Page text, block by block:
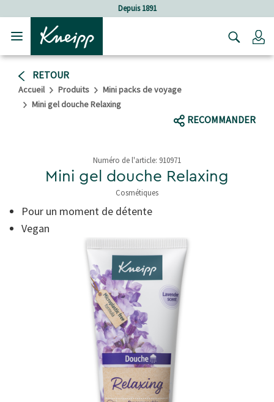
Sauter au contenu du pied de page
Depuis 1891
RETOUR
Accueil Produits
Mini packs de voyage
Mini gel douche Relaxing
RECOMMANDER
Numéro de l'article: 910971
Mini gel douche Relaxing
Cosmétiques
3,6 de 5 étoiles
Pour un moment de détente
Vegan